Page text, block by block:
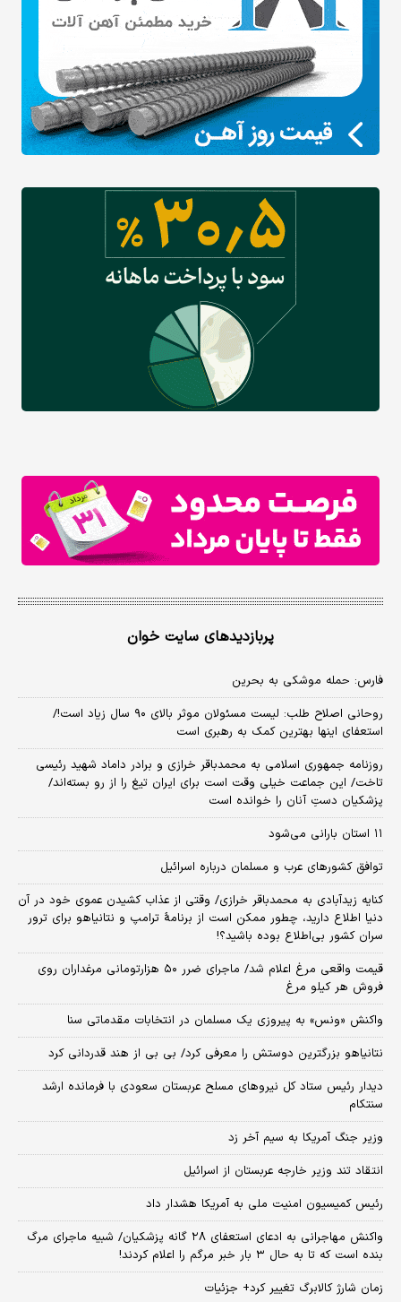
پربازدیدهای سایت خوان
فارس: حمله موشکی به بحرین
روحانی اصلاح طلب: ‌لیست مسئولان موثر بالای ۹۰ سال زیاد است!/
استعفای اینها بهترین کمک به رهبری است
روزنامه جمهوری اسلامی به محمدباقر خرازی و برادر داماد شهید رئیسی
تاخت/ این جماعت خیلی وقت است برای ایران تیغ را از رو بسته‌اند/
پزشکیان دستِ آنان را خوانده است
۱۱ استان بارانی می‌شود
توافق کشورهای عرب و مسلمان درباره اسرائیل
کنایه زیدآبادی به محمدباقر خرازی/ وقتی از عذاب کشیدن عموی خود در آن
دنیا اطلاع دارید، چطور ممکن است از برنامهٔ ترامپ و نتانیاهو برای ترور
سران کشور بی‌اطلاع بوده باشید؟!
قیمت واقعی مرغ اعلام شد/ ماجرای ضرر ۵۰ هزارتومانی مرغداران روی
فروش هر کیلو مرغ
واکنش «ونس» به پیروزی یک مسلمان در انتخابات مقدماتی سنا
نتانیاهو بزرگترین دوستش را معرفی کرد/ بی بی از هند قدردانی کرد
دیدار رئیس ستاد کل نیروهای مسلح عربستان سعودی با فرمانده ارشد
سنتکام
وزیر جنگ آمریکا به سیم آخر زد
انتقاد تند وزیر خارجه عربستان از اسرائیل
رئیس کمیسیون امنیت ملی به آمریکا هشدار داد
واکنش مهاجرانی به ادعای استعفای ۲۸ گانه پزشکیان/ شبیه ماجرای مرگ
بنده است که تا به حال ۳ بار خبر مرگم را اعلام کردند!
زمان شارژ کالابرگ تغییر کرد+ جزئیات